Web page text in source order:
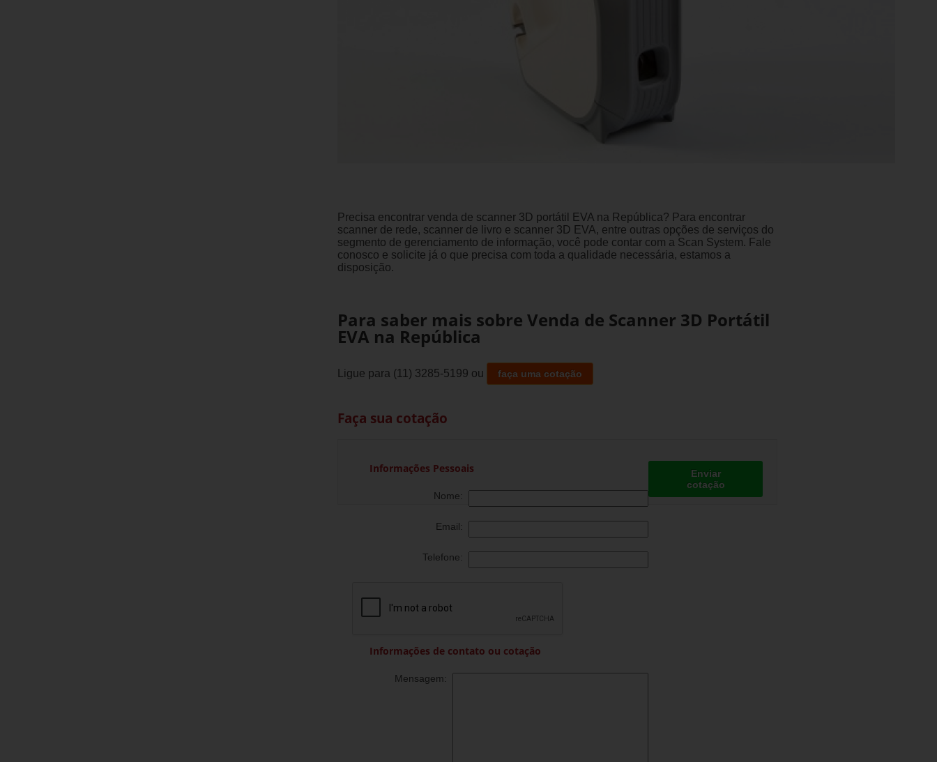
Precisa encontrar venda de scanner 3D portátil EVA na República? Para encontrar
scanner de rede, scanner de livro e scanner 3D EVA, entre outras opções de serviços do
segmento de gerenciamento de informação, você pode contar com a Scan System. Fale
conosco e solicite já o que precisa com toda a qualidade necessária, estamos a
disposição.
Para saber mais sobre Venda de Scanner 3D Portátil
EVA na República
Ligue para (11) 3285-5199 ou faça uma cotação
Faça sua cotação
Informações Pessoais
Nome:
Email:
Telefone:
Informações de contato ou cotação
Mensagem:
Enviar
cotação